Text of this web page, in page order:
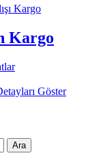
Kargo
Göster
Ara